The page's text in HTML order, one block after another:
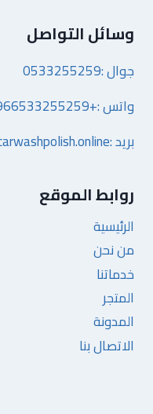
وسائل التواصل
جوال :0533255259
واتس :+966533255259
بريد :info@carwashpolish.online
روابط الموقع
الرئيسية
من نحن
خدماتنا
المتجر
المدونة
الاتصال بنا